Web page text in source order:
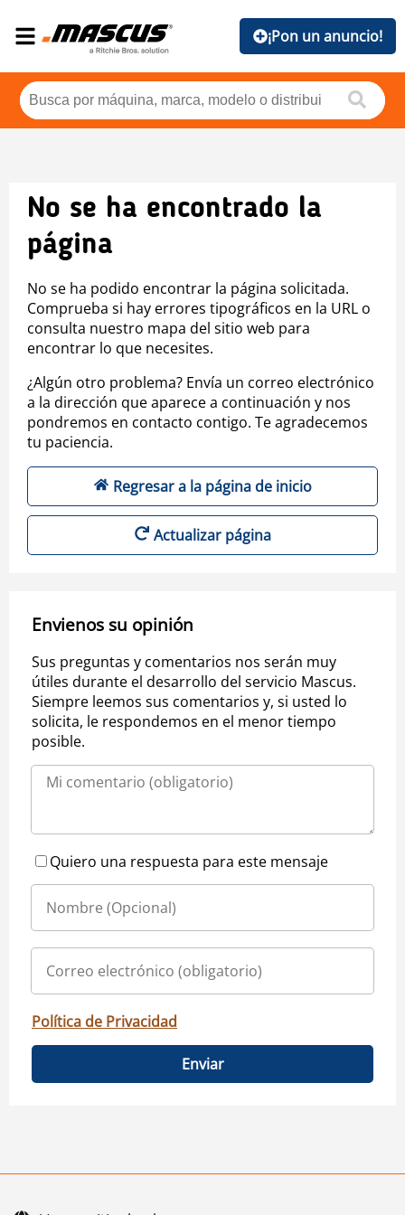
¡Pon un anuncio!
No se ha encontrado la
página
No se ha podido encontrar la página solicitada.
Comprueba si hay errores tipográficos en la URL o
consulta nuestro mapa del sitio web para
encontrar lo que necesites.
¿Algún otro problema? Envía un correo electrónico
a la dirección que aparece a continuación y nos
pondremos en contacto contigo. Te agradecemos
tu paciencia.
Regresar a la página de inicio
Actualizar página
Envienos su opinión
Sus preguntas y comentarios nos serán muy
útiles durante el desarrollo del servicio Mascus.
Siempre leemos sus comentarios y, si usted lo
solicita, le respondemos en el menor tiempo
posible.
Quiero una respuesta para este mensaje
Política de Privacidad
Enviar